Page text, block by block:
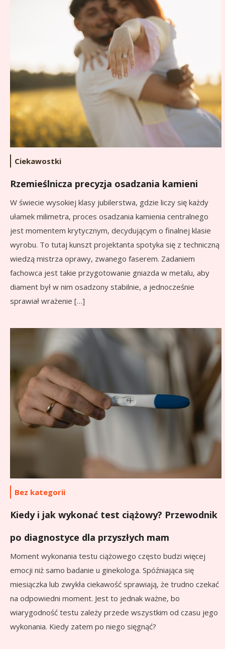
Ciekawostki
Rzemieślnicza precyzja osadzania kamieni
W świecie wysokiej klasy jubilerstwa, gdzie liczy się każdy
ułamek milimetra, proces osadzania kamienia centralnego
jest momentem krytycznym, decydującym o finalnej klasie
wyrobu. To tutaj kunszt projektanta spotyka się z techniczną
wiedzą mistrza oprawy, zwanego faserem. Zadaniem
fachowca jest takie przygotowanie gniazda w metalu, aby
diament był w nim osadzony stabilnie, a jednocześnie
sprawiał wrażenie […]
Bez kategorii
Kiedy i jak wykonać test ciążowy? Przewodnik
po diagnostyce dla przyszłych mam
Moment wykonania testu ciążowego często budzi więcej
emocji niż samo badanie u ginekologa. Spóźniająca się
miesiączka lub zwykła ciekawość sprawiają, że trudno czekać
na odpowiedni moment. Jest to jednak ważne, bo
wiarygodność testu zależy przede wszystkim od czasu jego
wykonania. Kiedy zatem po niego sięgnąć?